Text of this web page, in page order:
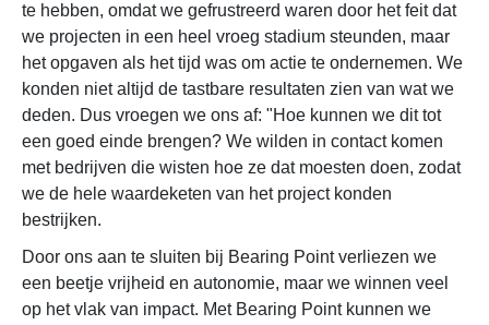
te hebben, omdat we gefrustreerd waren door het feit dat
we projecten in een heel vroeg stadium steunden, maar
het opgaven als het tijd was om actie te ondernemen. We
konden niet altijd de tastbare resultaten zien van wat we
deden. Dus vroegen we ons af: "Hoe kunnen we dit tot
een goed einde brengen? We wilden in contact komen
met bedrijven die wisten hoe ze dat moesten doen, zodat
we de hele waardeketen van het project konden
bestrijken.
Door ons aan te sluiten bij Bearing Point verliezen we
een beetje vrijheid en autonomie, maar we winnen veel
op het vlak van impact. Met Bearing Point kunnen we